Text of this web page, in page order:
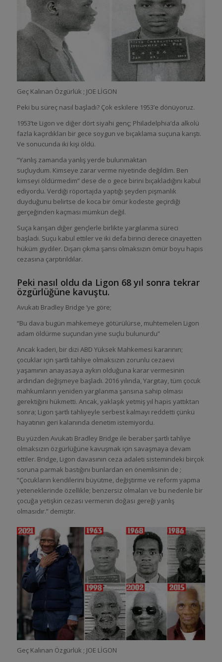
Geç Kalınan Özgürlük ; JOE LİGON
Peki bu süreç nasıl başladı? Çok eskilere 1953’e dönüyoruz.
1953’te Ligon ve diğer dört siyahi genç; Philadelphia’da alkolü
fazla kaçırdıkları bir gece soygun ve bıçaklama suçuna karıştı.
Ve sonucunda iki kişi öldü.
“Yanlış zamanda yanlış yerde bulunmaktan
suçluydum. Kimseye zarar verme niyetinde değildim. Ben
kimseyi öldürmedim” dese de o gece birini bıçakladığını kabul
ediyordu. Verdiği röportajda yaptığı şeyden pişmanlık
duyduğunu belirtse de koca bir ömür kodeste geçirdiği
gerçeğinden kaçması mümkün değil.
Suça karışan diğer gençlerle birlikte yargılanma süreci
başladı. Suçu kabul ettiler ve iki defa birinci derece cinayetten
hüküm giydiler. Dışarı çıkma şansı olmaksızın ömür boyu hapis
cezasına çarptırıldılar.
Peki nasıl oldu da Ligon 68 yıl sonra tekrar
özgürlüğüne kavuştu.
Avukatı Bradley Bridge ‘ye göre;
“Bu dava bugün mahkemeye götürülürse, muhtemelen Ligon
adam öldürme suçundan yine suçlu bulunurdu”
Ancak kaderi, bir dizi ABD Yüksek Mahkemesi kararının;
çocuklar için şartlı tahliye olmaksızın zorunlu cezaevi
yaşamının anayasaya aykırı olduğuna karar vermesinin
ardından değişmeye başladı. 2016 yılında, Yargıtay, tüm çocuk
mahkumların yeniden yargılanma şansına sahip olması
gerektiğini hükmetti. Ancak, yaklaşık yetmiş yıl hapis yattıktan
sonra; Ligon şartlı tahliyeyle serbest kalmayı reddetti çünkü
hayatının geri kalanında denetim istemiyordu.
Bu yüzden Avukatı Bradley Bridge ile beraber şartlı tahliye
olmaksızın özgürlüğüne kavuşmak için savaşmaya devam
ettiler. Bridge, Ligon davasının ceza adaleti sistemindeki birçok
soruna parmak bastığını bunlardan en önemlisinin de ;
“Çocukların kendilerini büyütme, değiştirme ve reform yapma
yeteneklerinde özellikle; benzersiz olmaları ve bu nedenle bir
çocuğa yetişkin cezası vermenin doğası gereği yanlış
olmasıdır.” demiştir.
Geç Kalınan Özgürlük ; JOE LİGON